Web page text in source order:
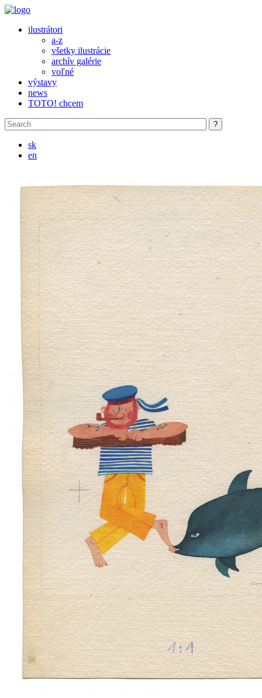
Skip to main content
ilustrátori
a-z
všetky ilustrácie
archív galérie
voľné
výstavy
news
TOTO! chcem
sk
en